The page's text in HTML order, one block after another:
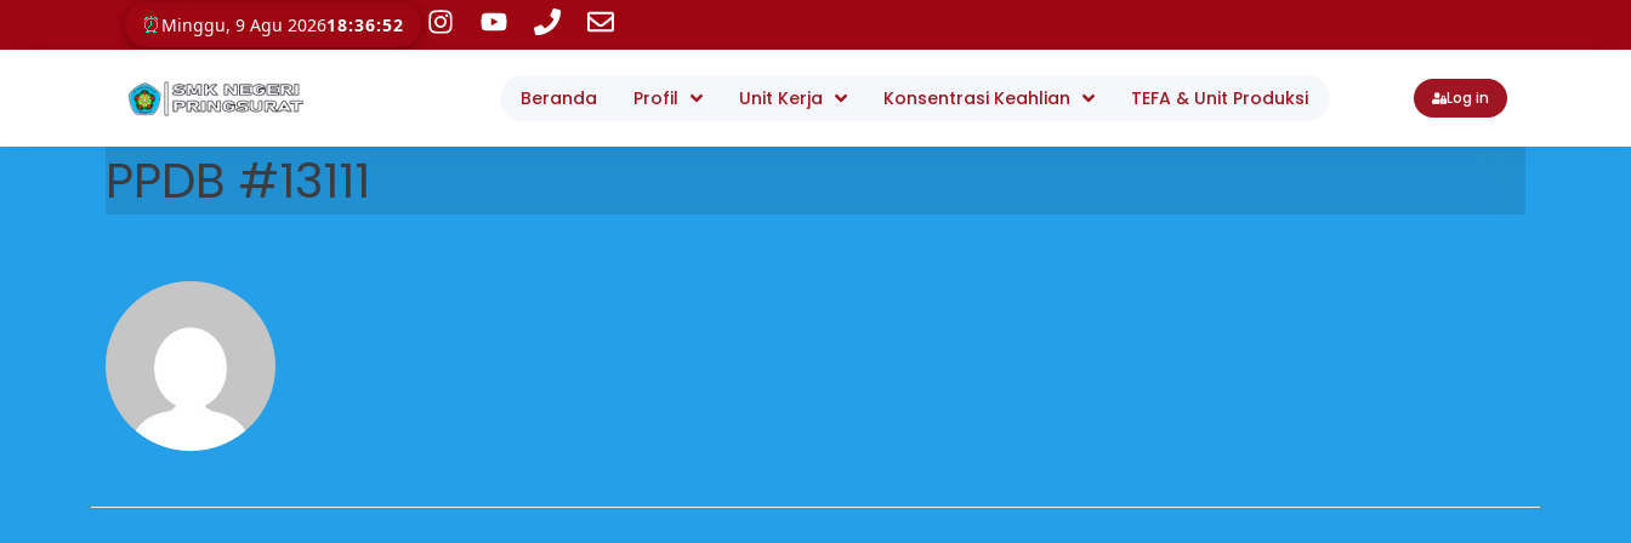
⏰ Minggu, 9 Agu 202618:36:52
Beranda Profil Unit Kerja Konsentrasi Keahlian TEFA & Unit Produksi Log in
PPDB #13111